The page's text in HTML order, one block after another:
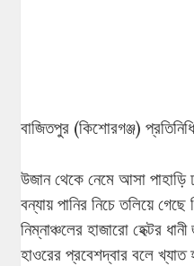
বাজিতপুর (কিশোরগঞ্জ)
উজান থেকে নেমে আসা
বন্যায় পানির নিচে তলিয়ে
নিম্নাঞ্চলের হাজারো হেক্টর
হাওরের প্রবেশদ্বার বলে খ্যাত